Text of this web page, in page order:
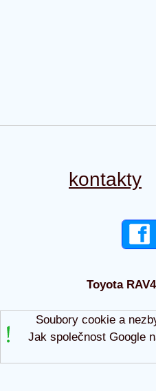
kontakty
Toyota
Soubory cookie a
Jak společnost Google